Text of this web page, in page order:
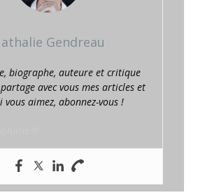
Gendreau
biographe, auteure et critique
avec vous mes articles et
vous aimez, abonnez-vous !